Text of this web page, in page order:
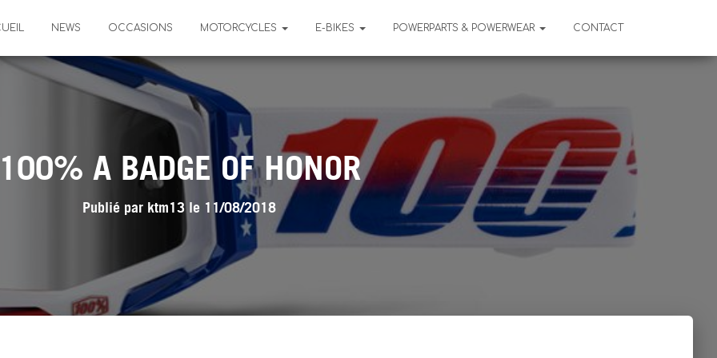
NEWS OCCASIONS MOTORCYCLES E-BIKES POWERPARTS & POWERWEAR CONTACT
A BADGE OF HONOR
Publié par ktm13le 11/08/2018